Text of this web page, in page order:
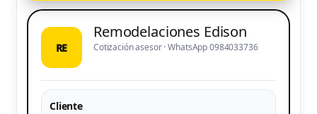
RE
Remodelaciones Edison
Cotización asesor · WhatsApp 0984033736
Cliente